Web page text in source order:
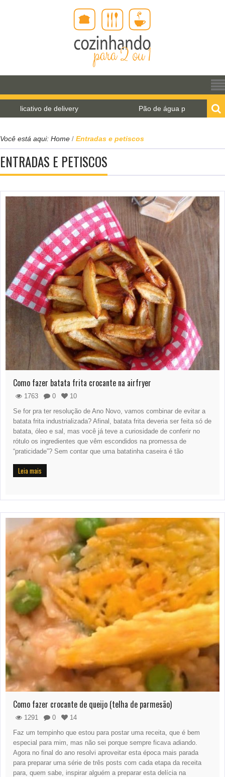
Pão de água para o World Bread Day 2021
Você está aqui: Home / Entradas e petiscos
ENTRADAS E PETISCOS
Como fazer batata frita crocante na airfryer
1763 0
10
Se for pra ter resolução de Ano Novo, vamos combinar de evitar a
batata frita industrializada? Afinal, batata frita deveria ser feita só de
batata, óleo e sal, mas você já teve a curiosidade de conferir no
rótulo os ingredientes que vêm escondidos na promessa de
“praticidade”? Sem contar que uma batatinha caseira é tão
Leia mais
Como fazer crocante de queijo (telha de parmesão)
1291 0
14
Faz um tempinho que estou para postar uma receita, que é bem
especial para mim, mas não sei porque sempre ficava adiando.
Agora no final do ano resolvi aproveitar esta época mais parada
para preparar uma série de três posts com cada etapa da receita
para, quem sabe, inspirar alguém a preparar esta delícia na